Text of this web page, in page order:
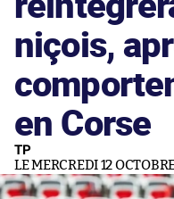
niçois,
en Corse
TP
LE MERCREDI 12